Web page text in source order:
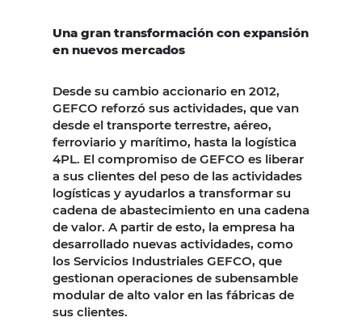
Una gran transformación con expansión
en nuevos mercados
Desde su cambio accionario en 2012,
GEFCO reforzó sus actividades, que van
desde el transporte terrestre, aéreo,
ferroviario y marítimo, hasta la logística
4PL. El compromiso de GEFCO es liberar
a sus clientes del peso de las actividades
logísticas y ayudarlos a transformar su
cadena de abastecimiento en una cadena
de valor. A partir de esto, la empresa ha
desarrollado nuevas actividades, como
los Servicios Industriales GEFCO, que
gestionan operaciones de subensamble
modular de alto valor en las fábricas de
sus clientes.